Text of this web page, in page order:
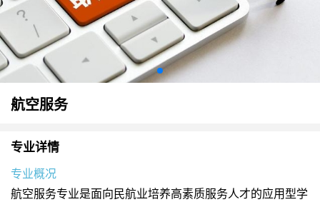
航空服务
专业详情
专业概况
航空服务专业是面向民航业培养高素质服务人才的应用型学